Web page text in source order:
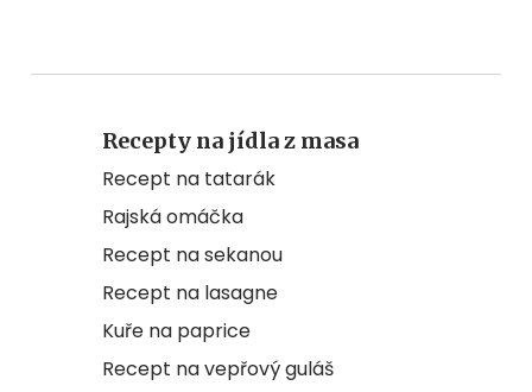
Recepty na jídla z masa
Recept na tatarák
Rajská omáčka
Recept na sekanou
Recept na lasagne
Kuře na paprice
Recept na vepřový guláš